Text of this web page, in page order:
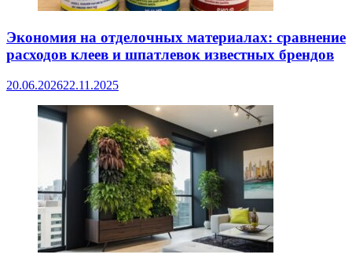
Экономия на отделочных материалах: сравнение
расходов клеев и шпатлевок известных брендов
20.06.202622.11.2025